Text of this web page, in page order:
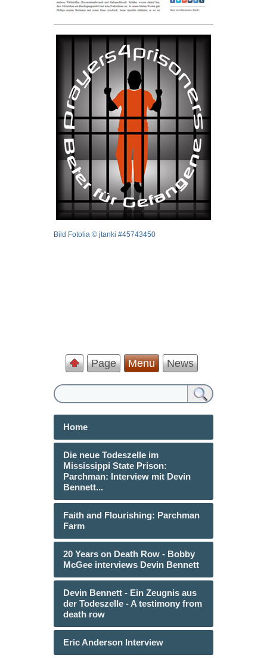
Bild Fotolia © jtanki #45743450
Page Menu News
Home
Die neue Todeszelle im
Mississippi State Prison:
Parchman: Interview mit Devin
Bennett...
Faith and Flourishing: Parchman
Farm
20 Years on Death Row - Bobby
McGee interviews Devin Bennett
Devin Bennett - Ein Zeugnis aus
der Todeszelle - A testimony from
death row
Eric Anderson Interview